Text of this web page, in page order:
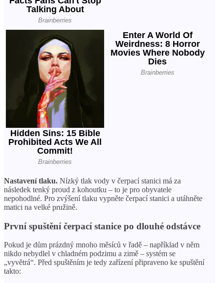
Nastavení tlaku. Nízký tlak vody v čerpací stanici má za
následek tenký proud z kohoutku – to je pro obyvatele
nepohodlné. Pro zvýšení tlaku vypněte čerpací stanici a utáhněte
matici na velké pružině.
První spuštění čerpací stanice po dlouhé odstávce
Pokud je dům prázdný mnoho měsíců v řadě – například v něm
nikdo nebydlel v chladném podzimu a zimě – systém se
„vyvětrá“. Před spuštěním je tedy zařízení připraveno ke spuštění
takto: